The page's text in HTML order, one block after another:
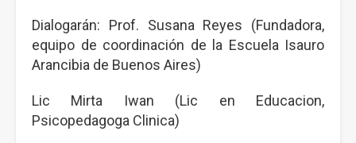
Dialogarán: Prof. Susana Reyes (Fundadora,
equipo de coordinación de la Escuela Isauro
Arancibia de Buenos Aires)
Lic Mirta Iwan (Lic en Educacion,
Psicopedagoga Clinica)